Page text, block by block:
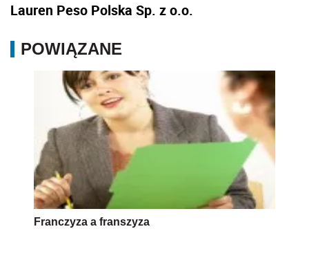
Lauren Peso Polska Sp. z o.o.
POWIĄZANE
Franczyza a franszyza